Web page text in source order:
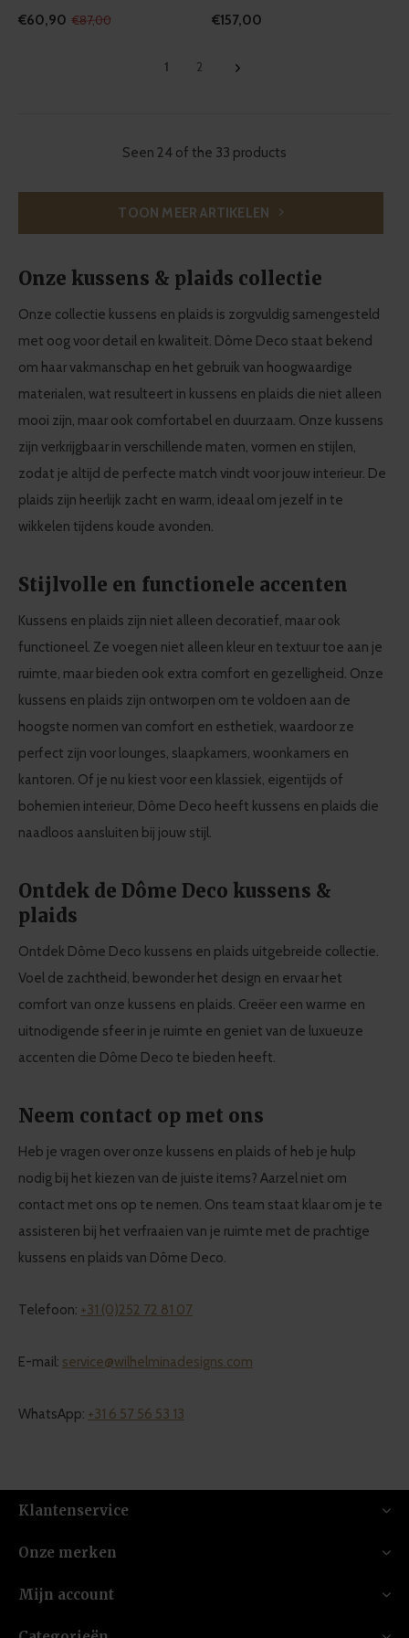
€60,90 €87,00
€157,00
1 2
Seen 24 of the 33 products
TOON MEER ARTIKELEN
Onze kussens & plaids collectie
Onze collectie kussens en plaids is zorgvuldig samengesteld
met oog voor detail en kwaliteit. Dôme Deco staat bekend
om haar vakmanschap en het gebruik van hoogwaardige
materialen, wat resulteert in kussens en plaids die niet alleen
mooi zijn, maar ook comfortabel en duurzaam. Onze kussens
zijn verkrijgbaar in verschillende maten, vormen en stijlen,
zodat je altijd de perfecte match vindt voor jouw interieur. De
plaids zijn heerlijk zacht en warm, ideaal om jezelf in te
wikkelen tijdens koude avonden.
Stijlvolle en functionele accenten
Kussens en plaids zijn niet alleen decoratief, maar ook
functioneel. Ze voegen niet alleen kleur en textuur toe aan je
ruimte, maar bieden ook extra comfort en gezelligheid. Onze
kussens en plaids zijn ontworpen om te voldoen aan de
hoogste normen van comfort en esthetiek, waardoor ze
perfect zijn voor lounges, slaapkamers, woonkamers en
kantoren. Of je nu kiest voor een klassiek, eigentijds of
bohemien interieur, Dôme Deco heeft kussens en plaids die
naadloos aansluiten bij jouw stijl.
Ontdek de Dôme Deco kussens &
plaids
Ontdek Dôme Deco kussens en plaids uitgebreide collectie.
Voel de zachtheid, bewonder het design en ervaar het
comfort van onze kussens en plaids. Creëer een warme en
uitnodigende sfeer in je ruimte en geniet van de luxueuze
accenten die Dôme Deco te bieden heeft.
Neem contact op met ons
Heb je vragen over onze kussens en plaids of heb je hulp
nodig bij het kiezen van de juiste items? Aarzel niet om
contact met ons op te nemen. Ons team staat klaar om je te
assisteren bij het verfraaien van je ruimte met de prachtige
kussens en plaids van Dôme Deco.
Telefoon: +31 (0)252 72 81 07
E-mail: service@wilhelminadesigns.com
WhatsApp: +31 6 57 56 53 13
Klantenservice
Onze merken
Mijn account